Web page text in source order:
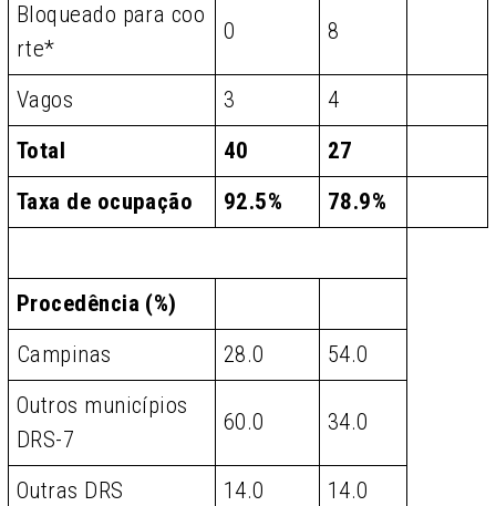
Bloqueado para coo
rte*
0 8
Vagos 3
4
Total
40
27
Taxa de ocupação
92.5% 78.9%
Procedência (%)
Campinas
28.0
54.0
Outros municípios
DRS-7
60.0 34.0
Outras DRS 14.0
14.0